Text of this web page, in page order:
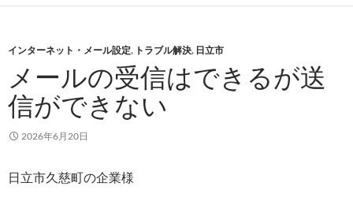
インターネット・メール設定, トラブル解決, 日立市
メールの受信はできるが送
信ができない
2026年6月20日
日立市久慈町の企業様